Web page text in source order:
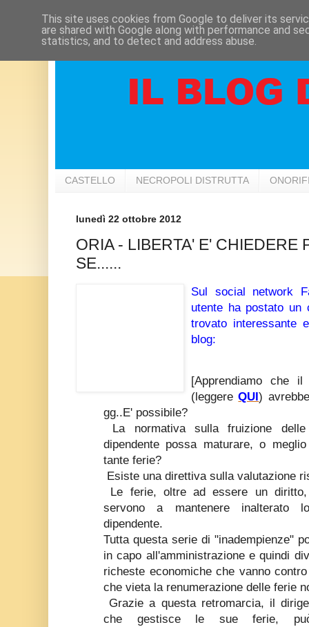
CASTELLO NECROPOLI DISTRUTTA
lunedì 22 ottobre 2012
ORIA - LIBERTA' E' CHIEDERE
SE......
Sul social network
utente ha postato un
trovato interessante
blog:
[Apprendiamo che il
(leggereQUI)
gg..E' possibile?
La normativa sulla fruizione
dipendente possa maturare, o
tante ferie?
Esiste una direttiva sulla valutazione
Le ferie, oltre ad essere un
servono a mantenere inalterato
dipendente.
Tutta questa serie di "inadempienze"
in capo all'amministrazione e quindi
richeste economiche che vanno
che vieta la renumerazione delle ferie
Grazie a questa retromarcia, il
che gestisce le sue ferie,
This site uses cookies from Google to deliver its
are shared with Google along with performance and
statistics, and to detect and address abuse.